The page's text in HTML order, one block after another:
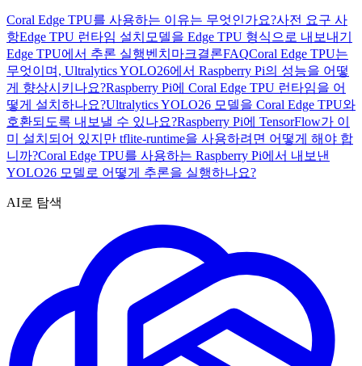
Coral Edge TPU를 사용하는 이유는 무엇인가요?사전 요구 사
항Edge TPU 런타임 설치 모델을 Edge TPU 형식으로 내보내기
Edge TPU에서 추론 실행벤치마크결론FAQCoral Edge TPU는
무엇이며, Ultralytics YOLO26에서 Raspberry Pi의 성능을 어떻
게 향상시키나요?Raspberry Pi에 Coral Edge TPU 런타임을 어
떻게 설치하나요?Ultralytics YOLO26 모델을 Coral Edge TPU와
호환되도록 내보낼 수 있나요?Raspberry Pi에 TensorFlow가 이
미 설치되어 있지만 tflite-runtime을 사용하려면 어떻게 해야 합
니까?Coral Edge TPU를 사용하는 Raspberry Pi에서 내보낸
YOLO26 모델로 어떻게 추론을 실행하나요?
AI로 탐색